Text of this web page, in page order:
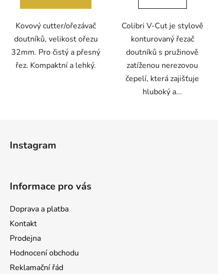
Kovový cutter/ořezávač
doutníků, velikost ořezu
32mm. Pro čistý a přesný
řez. Kompaktní a lehký.
Colibri V-Cut je stylově
konturovaný řezač
doutníků s pružinově
zatíženou nerezovou
čepelí, která zajišťuje
hluboký a...
Instagram
Informace pro vás
Doprava a platba
Kontakt
Prodejna
Hodnocení obchodu
Reklamační řád